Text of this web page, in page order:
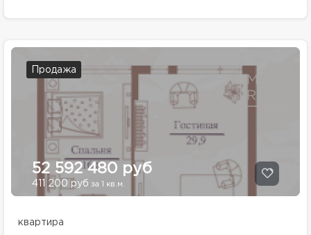
Продажа
52 592 480 руб
411 200 руб за 1 кв.м.
квартира